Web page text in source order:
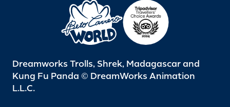
Dreamworks Trolls, Shrek, Madagascar and
Kung Fu Panda © DreamWorks Animation
L.L.C.